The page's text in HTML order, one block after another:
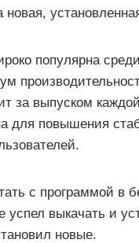
популярна
за выпуском
для повышения
с программой
успел выкачать и
новые.